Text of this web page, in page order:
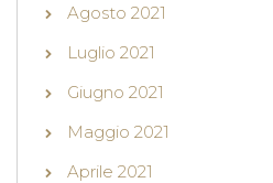
Agosto 2021
Luglio 2021
Giugno 2021
Maggio 2021
Aprile 2021